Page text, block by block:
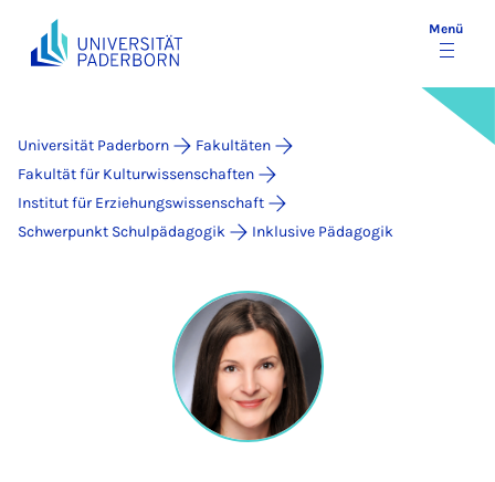
Menü
Universität Paderborn
Fakultäten
Fakultät für Kulturwissenschaften
Institut für Erziehungswissenschaft
Schwerpunkt Schulpädagogik
Inklusive Pädagogik